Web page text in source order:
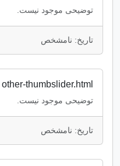
توضیحی موجود نیست.
تاریخ: نامشخص
other-thumbslider.html
توضیحی موجود نیست.
تاریخ: نامشخص